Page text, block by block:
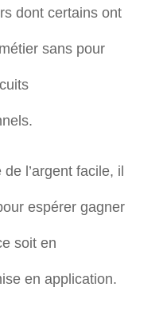
dont certains ont
sans pour
l’argent facile, il
espérer gagner
soit en
en application.